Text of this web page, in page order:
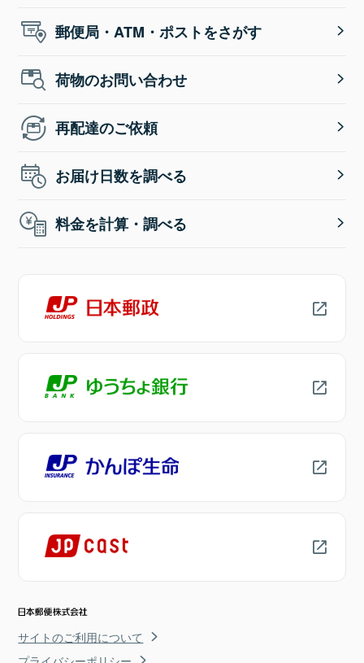
郵便局・ATM・ポストをさがす
荷物のお問い合わせ
再配達のご依頼
お届け日数を調べる
料金を計算・調べる
サイトのご利用について